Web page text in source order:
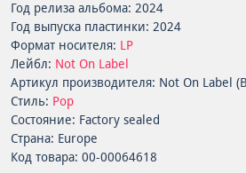
Год релиза альбома: 2024
Год выпуска пластинки: 2024
Формат носителя: LP
Лейбл: Not On Label
Артикул производителя: Not On Label
Стиль: Pop
Состояние: Factory sealed
Страна: Europe
Код товара: 00-00064618